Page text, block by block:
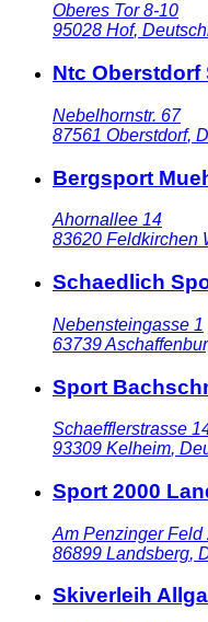
Oberes Tor 8-10
95028 Hof,
Ntc Oberstdorf
Nebelhornstr. 67
87561 Oberstdorf,
Bergsport
Ahornallee 14
83620 Feldkirchen
Schaedlich
Nebensteingasse 1
63739
Sport
Schaefflerstrasse
93309 Kelheim,
Sport 2000
Am Penzinger Feld
86899 Landsberg,
Skiverleih